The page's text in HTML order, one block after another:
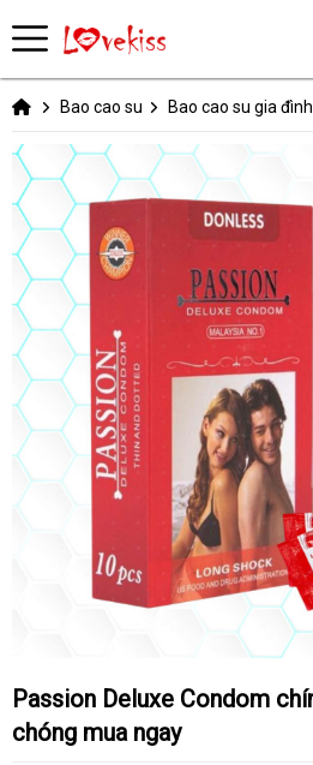
Bao cao su Bao cao su gia đình
Passion Deluxe Condom chính hãng giá tốt nhanh
chóng mua ngay